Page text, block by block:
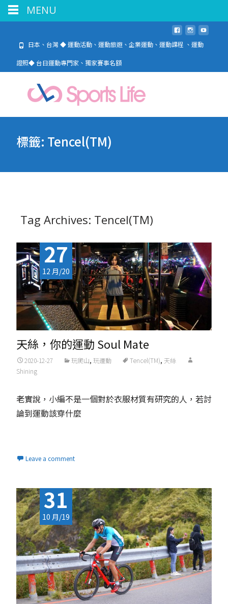
日本、台灣 ◆ 運動活動、運動旅遊、企業運動、運動課程 、運動
證照◆ 台日運動專門家、獨家賽事名額
標籤: Tencel(TM)
Tag Archives: Tencel(TM)
27
12 月/20
天絲，你的運動 Soul Mate
2020-12-27 玩爬山, 玩運動 Tencel(TM), 天絲
Shining
老實說，小編不是一個對於衣服材質有研究的人，若討
論到運動該穿什麼
Leave a comment
31
10 月/19
MENU